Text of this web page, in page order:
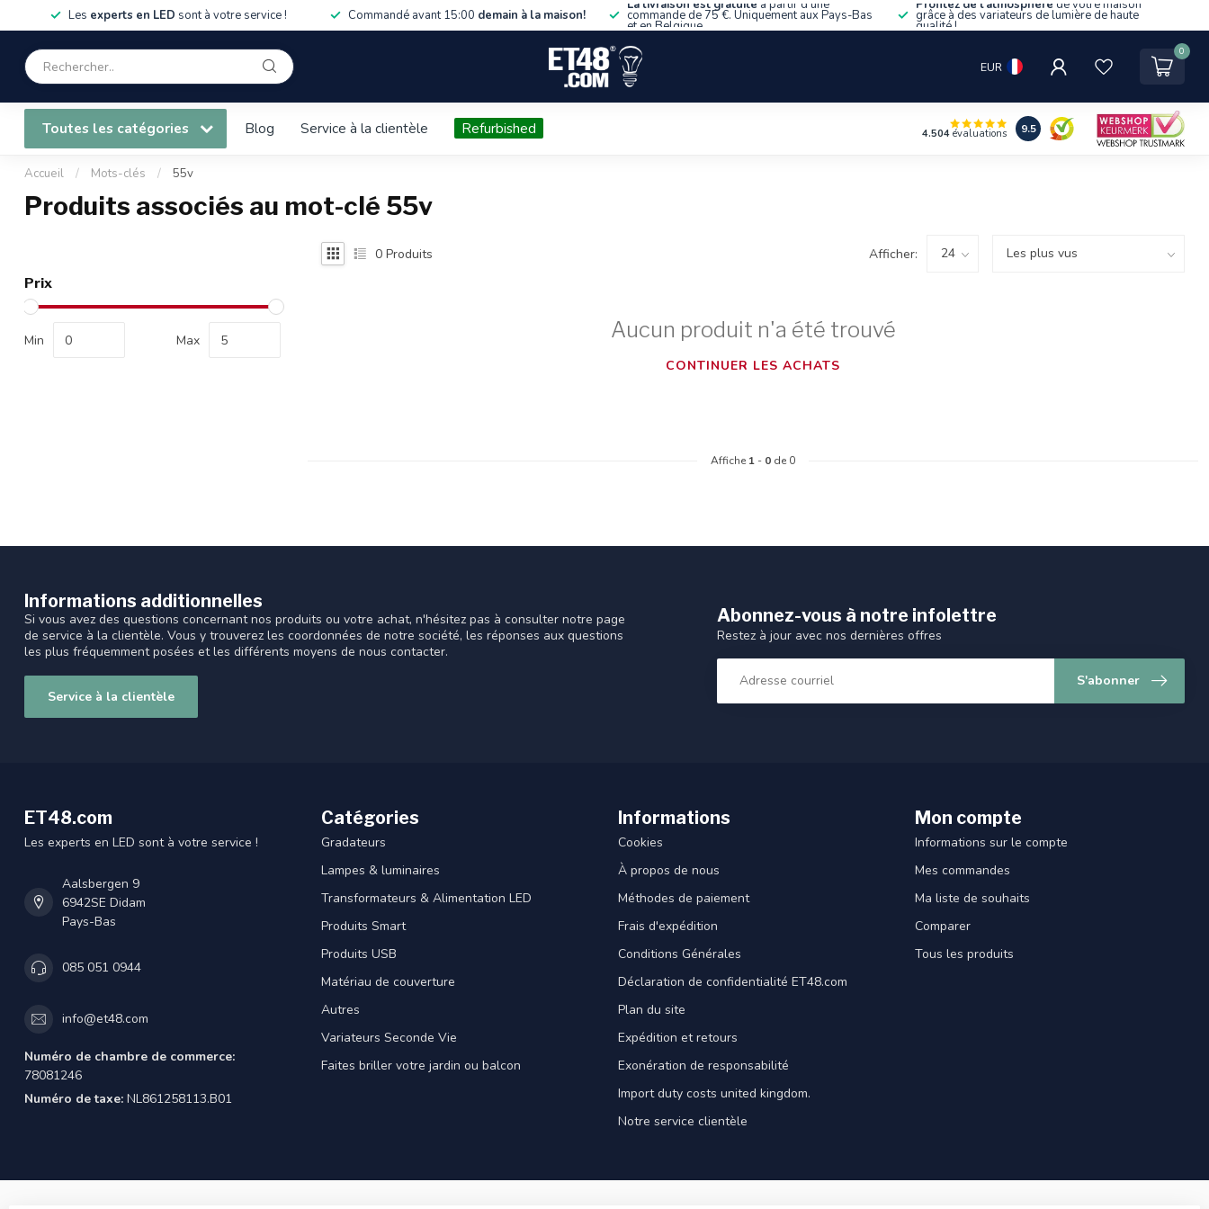
Les experts en LED sont à votre service ! Commandé avant 15:00 demain à la maison!
La livraison est gratuite à partir d'une
commande de 75 €. Uniquement aux Pays-Bas
et en Belgique.
Profitez de l'atmosphère de votre maison
grâce à des variateurs de lumière de haute
qualité !
EUR
0
Toutes les catégories Blog Service à la clientèle Refurbished 4.504 évaluations 9.5
Accueil / Mots-clés / 55v
Produits associés au mot-clé 55v
Prix
Min Max
0 Produits Afficher:
Aucun produit n'a été trouvé
CONTINUER LES ACHATS
Affiche 1 - 0 de 0
Informations additionnelles
Si vous avez des questions concernant nos produits ou votre achat, n'hésitez pas à consulter notre page
de service à la clientèle. Vous y trouverez les coordonnées de notre société, les réponses aux questions
les plus fréquemment posées et les différents moyens de nous contacter.
Service à la clientèle
Abonnez-vous à notre infolettre
Restez à jour avec nos dernières offres
S'abonner
ET48.com
Les experts en LED sont à votre service !
Aalsbergen 9
6942SE Didam
Pays-Bas
085 051 0944
info@et48.com
Numéro de chambre de commerce:
78081246
Numéro de taxe: NL861258113.B01
Catégories
Gradateurs
Lampes & luminaires
Transformateurs & Alimentation LED
Produits Smart
Produits USB
Matériau de couverture
Autres
Variateurs Seconde Vie
Faites briller votre jardin ou balcon
Informations
Cookies
À propos de nous
Méthodes de paiement
Frais d'expédition
Conditions Générales
Déclaration de confidentialité ET48.com
Plan du site
Expédition et retours
Exonération de responsabilité
Import duty costs united kingdom.
Notre service clientèle
Mon compte
Informations sur le compte
Mes commandes
Ma liste de souhaits
Comparer
Tous les produits